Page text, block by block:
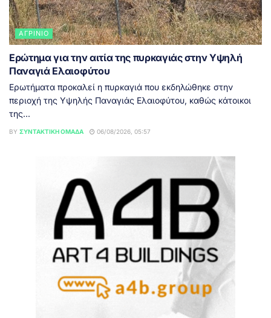
ΑΓΡΊΝΙΟ
Ερώτημα για την αιτία της πυρκαγιάς στην Υψηλή
Παναγιά Ελαιοφύτου
Ερωτήματα προκαλεί η πυρκαγιά που εκδηλώθηκε στην
περιοχή της Υψηλής Παναγιάς Ελαιοφύτου, καθώς κάτοικοι
της...
BY ΣΥΝΤΑΚΤΙΚΉ ΟΜΆΔΑ 06/08/2026, 05:57